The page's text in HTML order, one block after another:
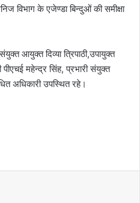
विभाग के एजेण्डा बिन्दुओं की समीक्षा
आयुक्त दिव्या त्रिपाठी,उपायुक्त
महेन्द्र सिंह, प्रभारी संयुक्त
अधिकारी उपस्थित रहे।